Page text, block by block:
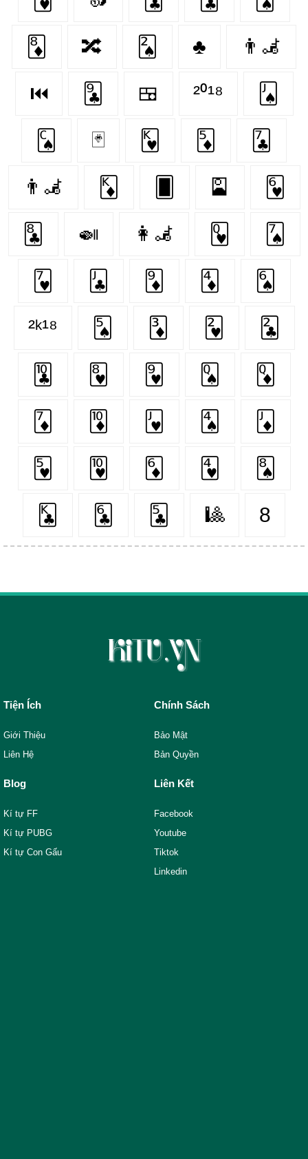
🃈 🔀 🂢 ♣️ 👨‍🦼‍️
⏮ 🃙 🍱 ²⁰¹⁸ 🂫
🂬 🃏 🂾 🃅 🃗
👨‍🦼 🃎 🎴 🂶
🃘 🍛 👩‍🦼 🂽 🂧
🂷 🃛 🃉 🃄 🂦
²ᵏ¹⁸ 🂥 🃃 🂲 🃒
🃚 🂸 🂹 🂭 🃍
🃇 🃊 🂻 🂤 🃋
🂵 🂺 🃆 🂴 🂨
🃞 🃖 🃕 🎱 8
Tiện Ích
Giới Thiệu
Liên Hệ
Chính Sách
Bảo Mật
Bản Quyền
Blog
Kí tự FF
Kí tự PUBG
Kí tự Con Gấu
Liên Kết
Facebook
Youtube
Tiktok
Linkedin